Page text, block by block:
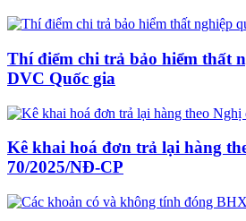
Thí điểm chi trả bảo hiểm thất
DVC Quốc gia
Kê khai hoá đơn trả lại hàng
70/2025/NĐ-CP